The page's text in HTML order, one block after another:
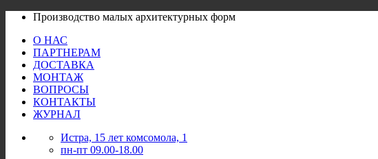
Skip
content
Производство малых архитектурных форм
О НАС
ПАРТНЕРАМ
ДОСТАВКА
МОНТАЖ
ВОПРОСЫ
КОНТАКТЫ
ЖУРНАЛ
Истра, 15 лет комсомола, 1
пн-пт 09.00-18.00